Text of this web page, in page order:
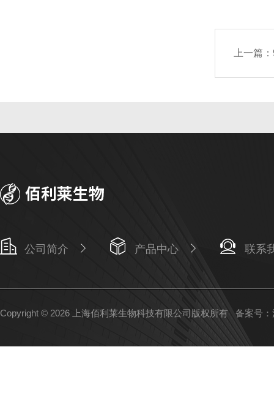
上一篇：
公司简介 产品中心 联系
Copyright © 2026 上海佰利莱生物科技有限公司版权所有 备案号：